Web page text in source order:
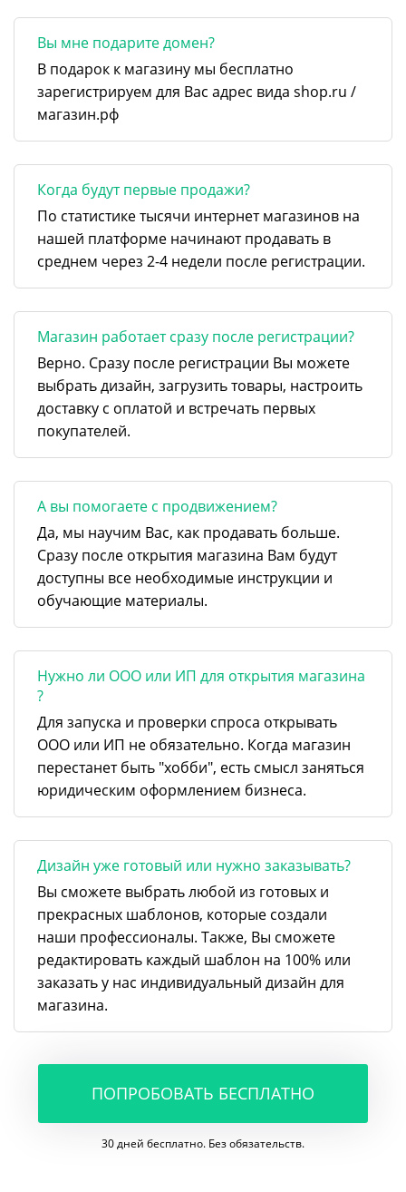
Вы мне подарите домен?
В подарок к магазину мы бесплатно
зарегистрируем для Вас адрес вида shop.ru /
магазин.рф
Когда будут первые продажи?
По статистике тысячи интернет магазинов на
нашей платформе начинают продавать в
среднем через 2-4 недели после регистрации.
Магазин работает сразу после регистрации?
Верно. Сразу после регистрации Вы можете
выбрать дизайн, загрузить товары, настроить
доставку с оплатой и встречать первых
покупателей.
А вы помогаете с продвижением?
Да, мы научим Вас, как продавать больше.
Сразу после открытия магазина Вам будут
доступны все необходимые инструкции и
обучающие материалы.
Нужно ли ООО или ИП для открытия магазина
?
Для запуска и проверки спроса открывать
ООО или ИП не обязательно. Когда магазин
перестанет быть "хобби", есть смысл заняться
юридическим оформлением бизнеса.
Дизайн уже готовый или нужно заказывать?
Вы сможете выбрать любой из готовых и
прекрасных шаблонов, которые создали
наши профессионалы. Также, Вы сможете
редактировать каждый шаблон на 100% или
заказать у нас индивидуальный дизайн для
магазина.
ПОПРОБОВАТЬ БЕСПЛАТНО
30 дней бесплатно. Без обязательств.